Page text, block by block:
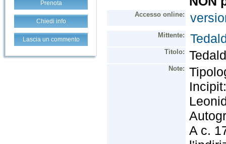
Prenota
Chiedi info
Lascia un commento